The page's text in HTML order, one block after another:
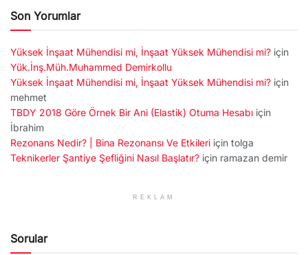
Son Yorumlar
Yüksek İnşaat Mühendisi mi, İnşaat Yüksek Mühendisi mi? için
Yük.İnş.Müh.Muhammed Demirkollu
Yüksek İnşaat Mühendisi mi, İnşaat Yüksek Mühendisi mi? için
mehmet
TBDY 2018 Göre Örnek Bir Ani (Elastik) Otuma Hesabı için
İbrahim
Rezonans Nedir? | Bina Rezonansı Ve Etkileri için tolga
Teknikerler Şantiye Şefliğini Nasıl Başlatır? için ramazan demir
REKLAM
Sorular